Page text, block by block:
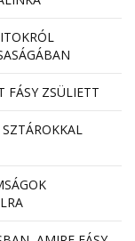
FÁSY ZSÜLIETT